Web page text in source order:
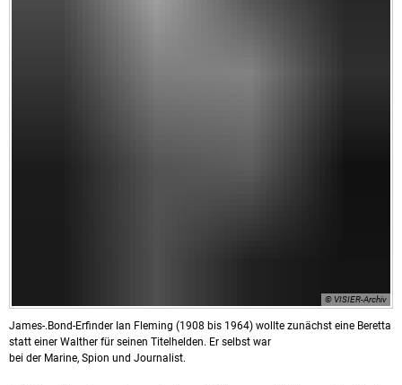
© VISIER-Archiv
James-.Bond-Erfinder Ian Fleming (1908 bis 1964) wollte zunächst eine Beretta
statt einer Walther für seinen Titelhelden. Er selbst war
bei der Marine, Spion und Journalist.